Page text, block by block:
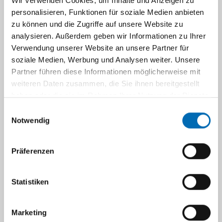
personalisieren, Funktionen für soziale Medien anbieten
zu können und die Zugriffe auf unsere Website zu
analysieren. Außerdem geben wir Informationen zu Ihrer
Verwendung unserer Website an unsere Partner für
soziale Medien, Werbung und Analysen weiter. Unsere
Partner führen diese Informationen möglicherweise mit
weiteren Daten zusammen, die Sie ihnen bereitgestellt
haben oder die sie im Rahmen Ihrer Nutzung der Dienste
Notwendig
Präferenzen
Statistiken
Marketing
Research
Research activities within the chs focus on
health care, epidemiology, public health,
research, occupational medicine, workplace
practice, work and health, family medicine,